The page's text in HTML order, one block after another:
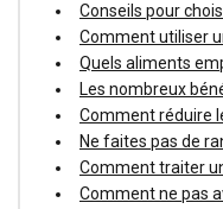
Conseils pour
Comment utiliser
Quels aliments
Les nombreux
Comment réduire
Ne faites pas de
Comment traiter
Comment ne pas